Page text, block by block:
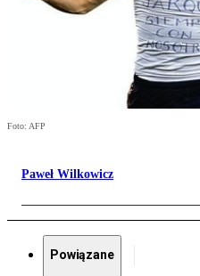
Foto: AFP
Paweł Wilkowicz
Powiązane